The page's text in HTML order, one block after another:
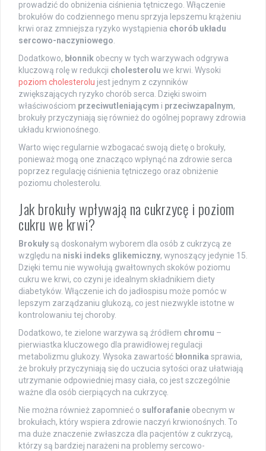
prowadzić do obniżenia ciśnienia tętniczego. Włączenie
brokułów do codziennego menu sprzyja lepszemu krążeniu
krwi oraz zmniejsza ryzyko wystąpienia chorób układu
sercowo-naczyniowego
Dodatkowo, błonnik obecny w tych warzywach odgrywa
kluczową rolę w redukcji cholesterolu we krwi. Wysoki
poziom cholesterolu jest jednym z czynników
zwiększających ryzyko chorób serca. Dzięki swoim
właściwościom przeciwutleniającym i przeciwzapalnym,
brokuły przyczyniają się również do ogólnej poprawy zdrowia
układu krwionośnego.
Warto więc regularnie wzbogacać swoją dietę o brokuły,
ponieważ mogą one znacząco wpłynąć na zdrowie serca
poprzez regulację ciśnienia tętniczego oraz obniżenie
poziomu cholesterolu.
Jak brokuły wpływają na cukrzycę i poziom
cukru we krwi?
Brokułysą doskonałym wyborem dla osób z cukrzycą ze
względu na niski indeks glikemiczny, wynoszący jedynie 15.
Dzięki temu nie wywołują gwałtownych skoków poziomu
cukru we krwi, co czyni je idealnym składnikiem diety
diabetyków. Włączenie ich do jadłospisu może pomóc w
lepszym zarządzaniu glukozą, co jest niezwykle istotne w
kontrolowaniu tej choroby.
Dodatkowo, te zielone warzywa są źródłem chromu –
pierwiastka kluczowego dla prawidłowej regulacji
metabolizmu glukozy. Wysoka zawartość błonnika sprawia,
że brokuły przyczyniają się do uczucia sytości oraz ułatwiają
utrzymanie odpowiedniej masy ciała, co jest szczególnie
ważne dla osób cierpiących na cukrzycę.
Nie można również zapomnieć o sulforafanie obecnym w
brokułach, który wspiera zdrowie naczyń krwionośnych. To
ma duże znaczenie zwłaszcza dla pacjentów z cukrzycą,
którzy są bardziej narażeni na problemy sercowo-